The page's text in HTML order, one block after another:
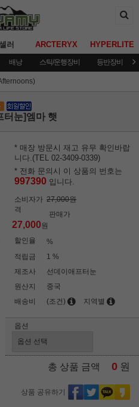
러 ARCTERYX HYPERLITE
배낭 스틱/운행장비 등반장비
터눈]엠마 햇
* 매장 방문시 재고 유무 확인바랍
니다.(TEL 02-3409-0339)
* 전화 문의시 이 상품의 번호는
997390 입니다.
소비자가
격
27,000원
판매가
27,000원
할인율
%
적립금
1 %
제조사
선데이애프터눈
원산지
중국
배송비
(조건) 지역별
옵션
총 상품 금액 0 원
상품 공유하기